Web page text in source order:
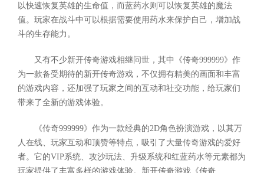
以快速恢复英雄的生命值，而蓝药水则可以恢复英雄的魔法
值。玩家在战斗中可以根据需要使用药水来保护自己，增加战
斗的生存能力。
又有不少新开传奇游戏相继问世，其中《传奇999999》作
为一款备受期待的新开传奇游戏，不仅拥有精美的画面和丰富
的游戏内容，还加强了玩家之间的互动和社交功能，给玩家们
带来了全新的游戏体验。
《传奇999999》作为一款经典的2D角色扮演游戏，以其万
人在线、玩家互动和顶赞等特点，吸引了大量传奇游戏的爱好
者。它的VIP系统、攻沙玩法、升级系统和红蓝药水等元素都为
玩家提供了丰富多样的游戏体验。新开传奇游戏《传奇